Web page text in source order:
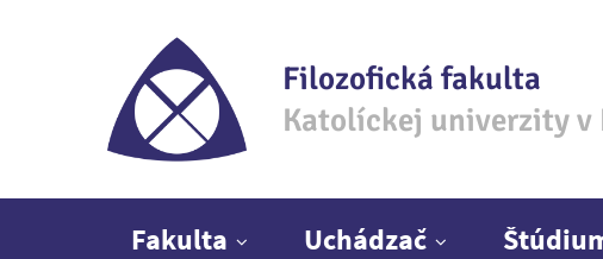
Filozofická fakulta
Katolíckej univerzity v
Fakulta Uchádzač